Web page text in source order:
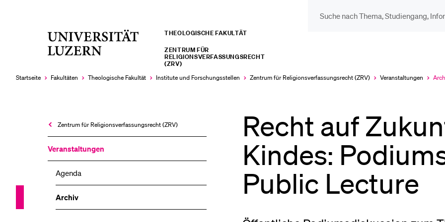
Universität
Luzern
THEOLOGISCHE FAKULTÄT
ZENTRUM FÜR
RELIGIONSVERFASSUNGSRECHT
(ZRV)
Startseite
Fakultäten Theologische Fakultät Institute und Forschungsstellen Zentrum für Religions­verfassungs­recht (ZRV) Veranstaltungen
Zentrum für Religions­verfassungs­recht (ZRV)
Veranstaltungen
Agenda
Archiv
Recht auf
Kindes:
Public Lecture
LETZTE SUCHEN
Sie haben noch keine Suche getätigt.
Studien­interessierte
Studierende